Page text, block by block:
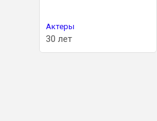
Актеры
30 лет